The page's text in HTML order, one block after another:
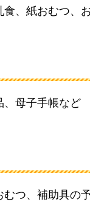
、紙おむつ、
、母子手帳など
つ、補助具の